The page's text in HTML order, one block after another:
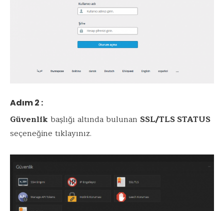
Adım 2 :
Güvenlikbaşlığı altında bulunan SSL/TLS STATUS
seçeneğine tıklayınız.